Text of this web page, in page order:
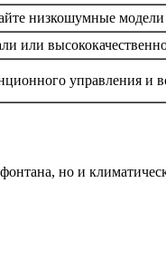
низкошумные модели
или
управления и
но и